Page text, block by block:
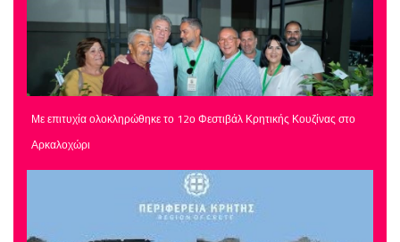
Με επιτυχία ολοκληρώθηκε το 12ο Φεστιβάλ Κρητικής Κουζίνας στο
Αρκαλοχώρι